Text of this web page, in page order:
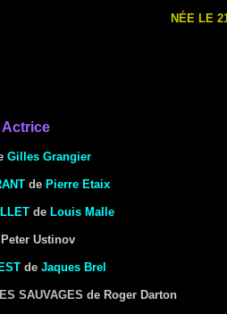
NÉE LE
Gilles Grangier
de Pierre Etaix
de Louis Malle
Ustinov
de Jaques Brel
SAUVAGES de Roger Darton